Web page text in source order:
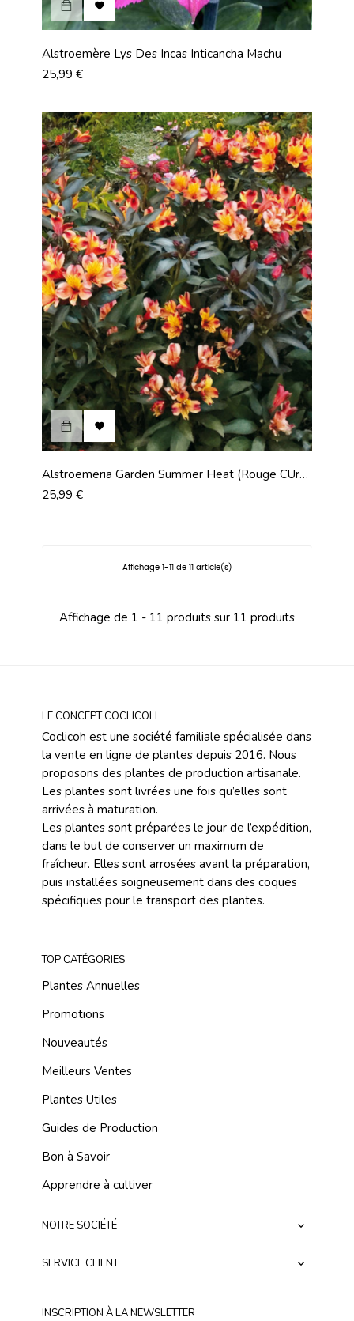

Alstroemère Lys Des Incas Inticancha Machu
Prix
25,99 €

Alstroemeria Garden Summer Heat (Rouge Cur
Jaune)
Prix
25,99 €
Affichage 1-11 de 11 article(s)
Affichage de 1 - 11 produits sur 11 produits
LE CONCEPT COCLICOH
Coclicoh est une société familiale spécialisée dans
la vente en ligne de plantes depuis 2016. Nous
proposons des plantes de production artisanale.
Les plantes sont livrées une fois qu’elles sont
arrivées à maturation.
Les plantes sont préparées le jour de l’expédition,
dans le but de conserver un maximum de
fraîcheur. Elles sont arrosées avant la préparation,
puis installées soigneusement dans des coques
spécifiques pour le transport des plantes.
TOP CATÉGORIES
Plantes Annuelles
Promotions
Nouveautés
Meilleurs Ventes
Plantes Utiles
Guides de Production
Bon à Savoir
Apprendre à cultiver
NOTRE SOCIÉTÉ 
SERVICE CLIENT 
INSCRIPTION À LA NEWSLETTER